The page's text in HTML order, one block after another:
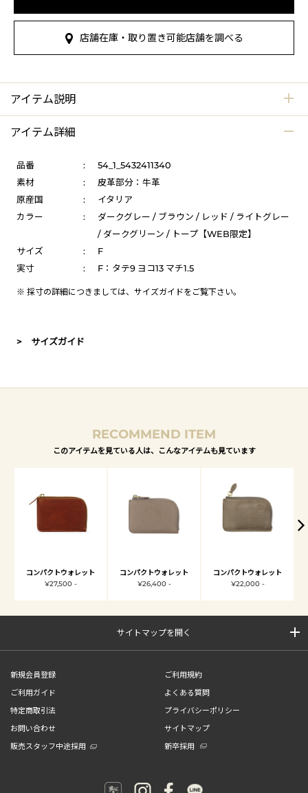
店舗在庫・取り置き可能店舗を調べる
アイテム説明
アイテム詳細
品番 :
54_1_5432411340
素材
:
皮革部分：牛革
原産国
:
イタリア
カラー
:
ダークグレー / ブラウン / レッド / ライトグレー
/ ダークグリーン / トープ【WEB限定】
サイズ
:
F
実寸
: F：タテ9 ヨコ13 マチ1.5
※ 採寸の詳細につきましては、 サイズガイドをご覧下さい。
> サイズガイド
RECOMMEND ITEM
このアイテムを見ている人は、こんなアイテムも見ています
コンパクトウォレット
¥27,500 -
コンパクトウォレット
¥26,400 -
コンパクトウォレット
¥22,000 -
サイトマップを開く
新規会員登録
ご利用規約
ご利用ガイド
よくある質問
特定商取引法
プライバシーポリシー
お問い合わせ
サイトマップ
販売スタッフ中途採用
新卒採用